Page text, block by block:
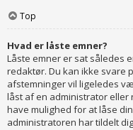
Top
Hvad er låste emner?
Låste emner er sat således
redaktør. Du kan ikke svare
afstemninger vil ligeledes
låst af en administrator eller
have mulighed for at låse
administratoren har tildelt